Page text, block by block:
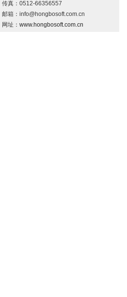
传真：0512-66356557
邮箱：info@hongbosoft.com.cn
网址： www.hongbosoft.com.cn